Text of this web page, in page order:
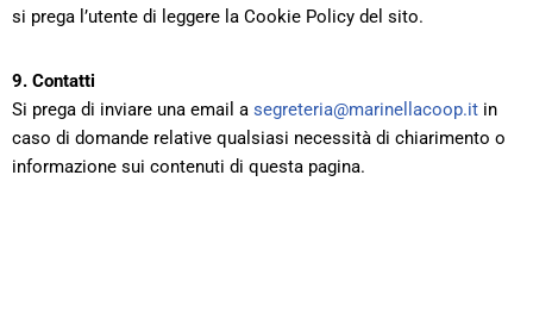
si prega l’utente di leggere la Cookie Policy del sito.
9. Contatti
Si prega di inviare una email a segreteria@marinellacoop.it in
caso di domande relative qualsiasi necessità di chiarimento o
informazione sui contenuti di questa pagina.